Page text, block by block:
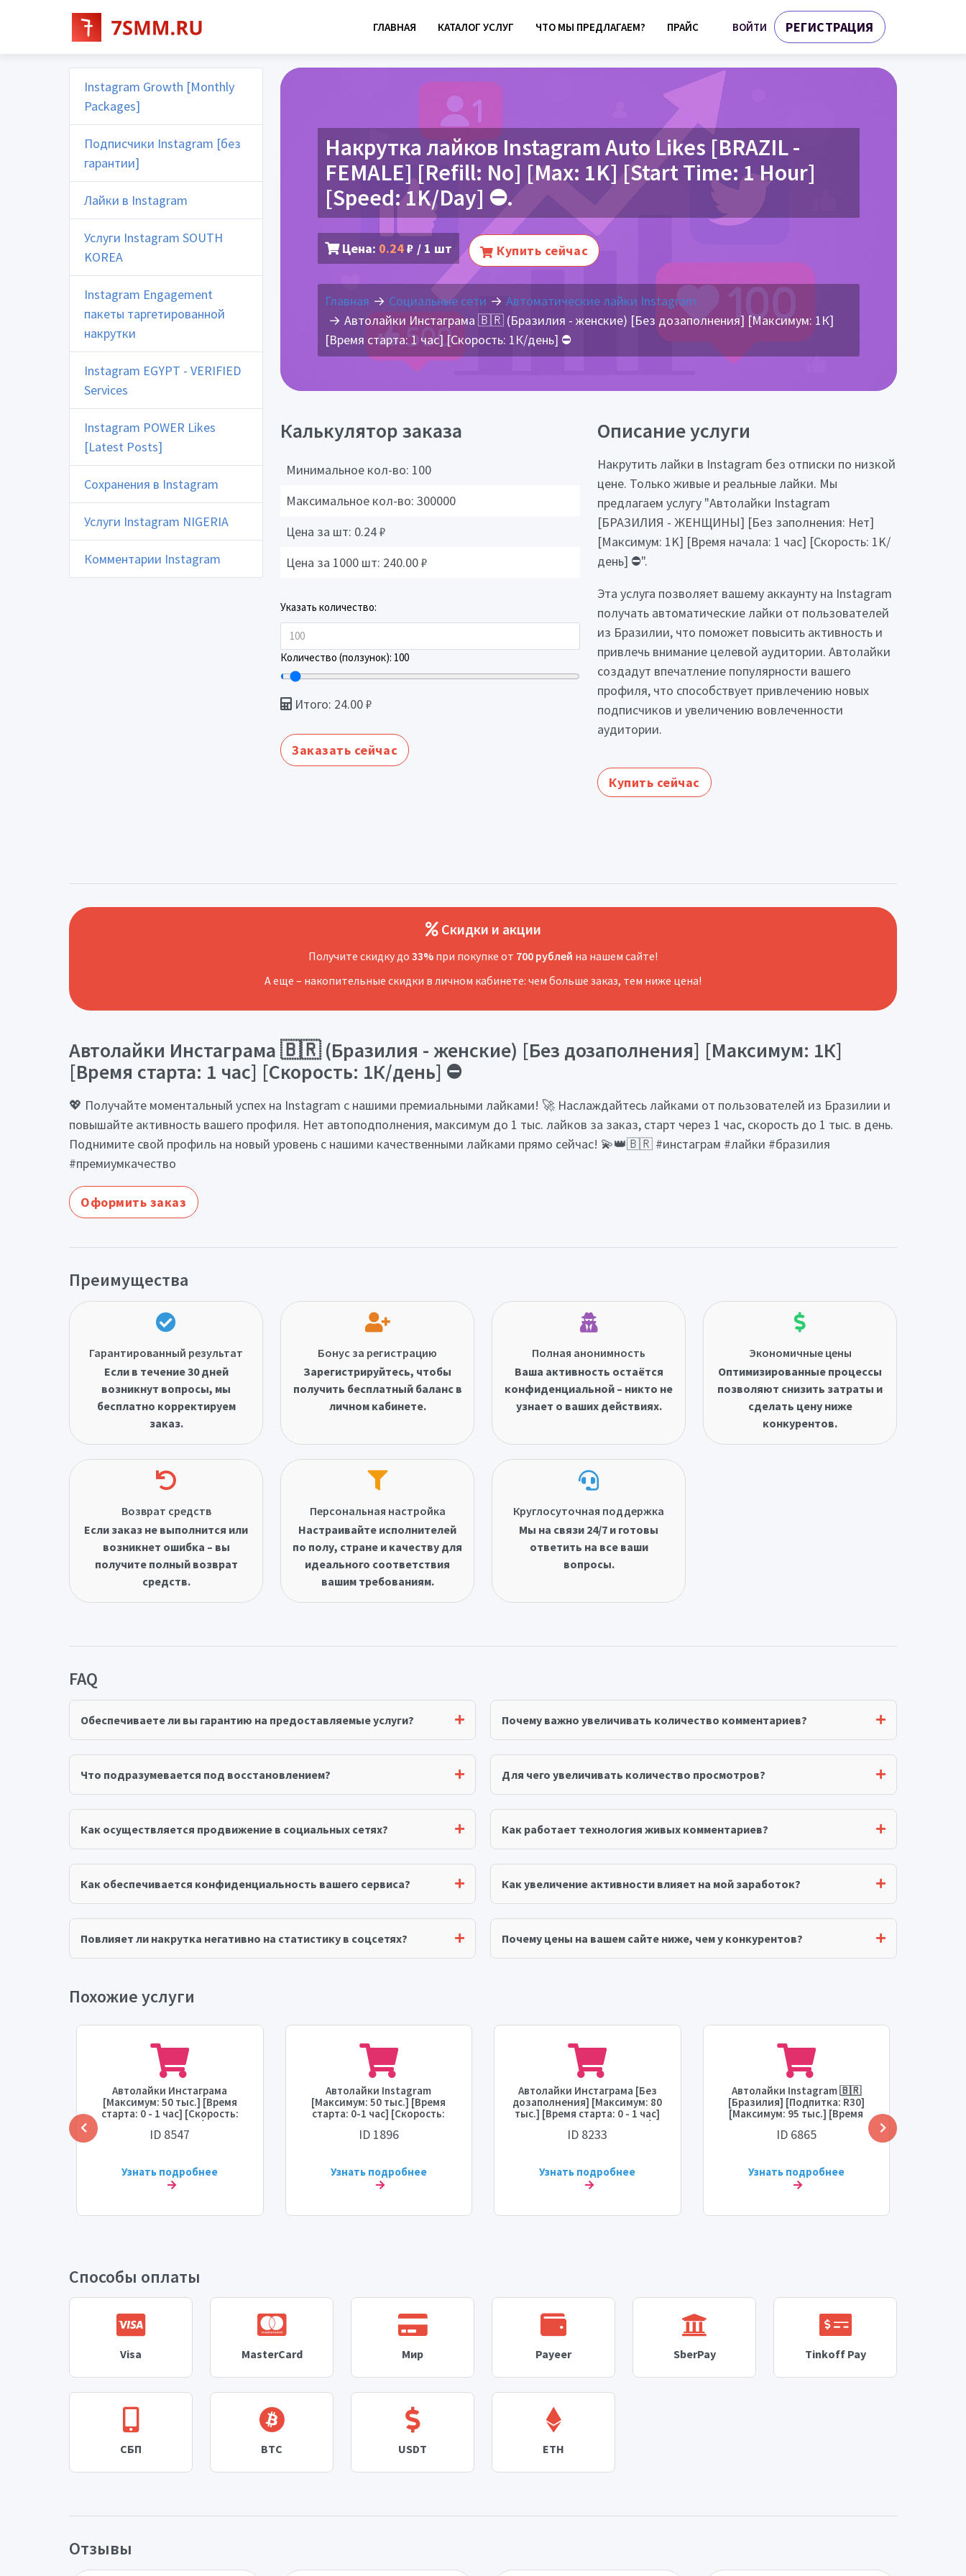
ГЛАВНАЯ КАТАЛОГ УСЛУГ ЧТО МЫ ПРЕДЛАГАЕМ? ПРАЙС ВОЙТИ РЕГИСТРАЦИЯ
Instagram Growth [Monthly
Packages]
Подписчики Instagram [без
гарантии]
Лайки в Instagram
Услуги Instagram SOUTH
KOREA
Instagram Engagement
пакеты таргетированной
накрутки
Instagram EGYPT - VERIFIED
Services
Instagram POWER Likes
[Latest Posts]
Сохранения в Instagram
Услуги Instagram NIGERIA
Комментарии Instagram
Накрутка лайков Instagram Auto Likes [BRAZIL -
FEMALE] [Refill: No] [Max: 1K] [Start Time: 1 Hour]
[Speed: 1K/Day] ⛔️.
Цена: 0.24₽ / 1 шт Купить сейчас
Главная Социальные сети
Автоматические лайки Instagram
Автолайки Инстаграма 🇧🇷 (Бразилия - женские) [Без дозаполнения] [Максимум: 1К]
[Время старта: 1 час] [Скорость: 1К/день] ⛔️
Калькулятор заказа
Минимальное кол-во: 100
Максимальное кол-во: 300000
Цена за шт: 0.24₽
Цена за 1000 шт: 240.00₽
Указать количество:
Количество (ползунок): 100
Итого: 24.00₽
Заказать сейчас
Описание услуги
Накрутить лайки в Instagram без отписки по низкой
цене. Только живые и реальные лайки. Мы
предлагаем услугу "Автолайки Instagram
[БРАЗИЛИЯ - ЖЕНЩИНЫ] [Без заполнения: Нет]
[Максимум: 1K] [Время начала: 1 час] [Скорость: 1K/
день] ⛔️".
Эта услуга позволяет вашему аккаунту на Instagram
получать автоматические лайки от пользователей
из Бразилии, что поможет повысить активность и
привлечь внимание целевой аудитории. Автолайки
создадут впечатление популярности вашего
профиля, что способствует привлечению новых
подписчиков и увеличению вовлеченности
аудитории.
Купить сейчас
Скидки и акции
Получите скидку до 33% при покупке от 700 рублей на нашем сайте!
А еще – накопительные скидки в личном кабинете: чем больше заказ, тем ниже цена!
Автолайки Инстаграма 🇧🇷 (Бразилия - женские) [Без дозаполнения] [Максимум: 1К]
[Время старта: 1 час] [Скорость: 1К/день] ⛔️
💖 Получайте моментальный успех на Instagram с нашими премиальными лайками! 🚀 Наслаждайтесь лайками от пользователей из Бразилии и
повышайте активность вашего профиля. Нет автоподполнения, максимум до 1 тыс. лайков за заказ, старт через 1 час, скорость до 1 тыс. в день.
Поднимите свой профиль на новый уровень с нашими качественными лайками прямо сейчас! 💫👑🇧🇷 #инстаграм #лайки #бразилия
#премиумкачество
Оформить заказ
Преимущества
Гарантированный результат
Если в течение 30 дней
возникнут вопросы, мы
бесплатно корректируем
заказ.
Бонус за регистрацию
Зарегистрируйтесь, чтобы
получить бесплатный баланс в
личном кабинете.
Полная анонимность
Ваша активность остаётся
конфиденциальной – никто не
узнает о ваших действиях.
Экономичные цены
Оптимизированные процессы
позволяют снизить затраты и
сделать цену ниже
конкурентов.
Возврат средств
Если заказ не выполнится или
возникнет ошибка – вы
получите полный возврат
средств.
Персональная настройка
Настраивайте исполнителей
по полу, стране и качеству для
идеального соответствия
вашим требованиям.
Круглосуточная поддержка
Мы на связи 24/7 и готовы
ответить на все ваши
вопросы.
FAQ
Обеспечиваете ли вы гарантию на предоставляемые услуги? Почему важно увеличивать количество комментариев?
Что подразумевается под восстановлением? Для чего увеличивать количество просмотров?
Как осуществляется продвижение в социальных сетях? Как работает технология живых комментариев?
Как обеспечивается конфиденциальность вашего сервиса? Как увеличение активности влияет на мой заработок?
Повлияет ли накрутка негативно на статистику в соцсетях? Почему цены на вашем сайте ниже, чем у конкурентов?
Похожие услуги
Автолайки Инстаграма
[Максимум: 50 тыс.] [Время
старта: 0 - 1 час] [Скорость:
50 тыс. в день] 💧⛔
ID 8547
Узнать подробнее
Автолайки Instagram
[Максимум: 50 тыс.] [Время
старта: 0-1 час] [Скорость:
МГНОВЕННАЯ] 🔥
ID 1896
Узнать подробнее
Автолайки Инстаграма [Без
дозаполнения] [Максимум: 80
тыс.] [Время старта: 0 - 1 час]
[Скорость: 80 тыс./день] 💧
ID 8233
Узнать подробнее
Автолайки Instagram 🇧🇷
[Бразилия] [Подпитка: R30]
[Максимум: 95 тыс.] [Время
старта: 1 час] [Скорость: 5
тыс./день] ⛔️
ID 6865
Узнать подробнее
Способы оплаты
Visa MasterCard Мир Payeer SberPay Tinkoff Pay
СБП BTC USDT ETH
Отзывы